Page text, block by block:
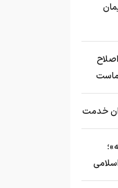
ماست
خدمت
۲۵۰ ساله»؛